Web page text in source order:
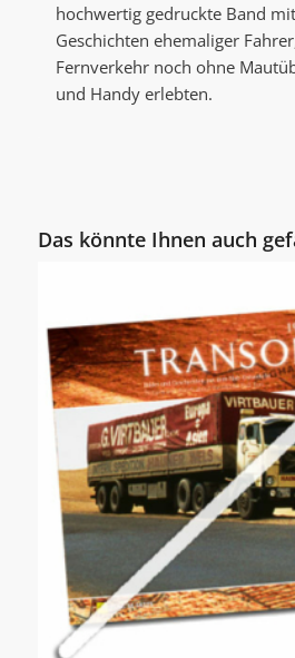
hochwertig gedruckte Band
Geschichten ehemaliger
Fernverkehr noch ohne
und Handy erlebten.
Das könnte Ihnen auch